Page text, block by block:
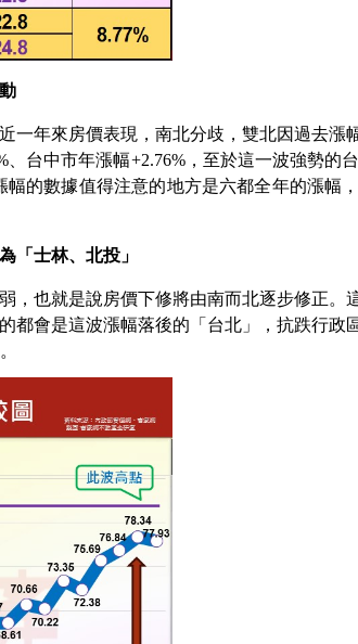
年來房價表現，南北分歧，雙北因過去漲
、台中市年漲幅+2.76%，至於這一波強勢的
的數據值得注意的地方是六都全年的漲幅
「士林、北投」
也就是說房價下修將由南而北逐步修正。
會是這波漲幅落後的「台北」，抗跌行政